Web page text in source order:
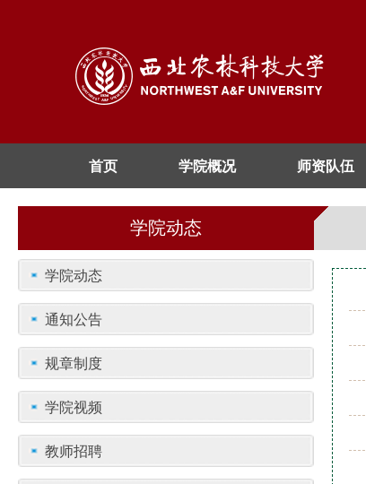
首页 学院概况 师资队伍
学院动态
学院动态
通知公告
规章制度
学院视频
教师招聘